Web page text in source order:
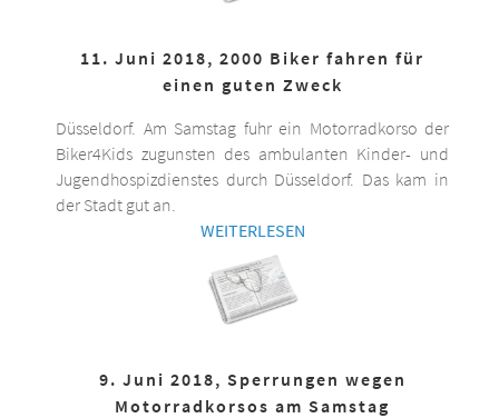
11. Juni 2018, 2000 Biker fahren für
einen guten Zweck
Düsseldorf. Am Samstag fuhr ein Motorradkorso der
Biker4Kids zugunsten des ambulanten Kinder- und
Jugendhospizdienstes durch Düsseldorf. Das kam in
der Stadt gut an.
WEITERLESEN
9. Juni 2018, Sperrungen wegen
Motorradkorsos am Samstag